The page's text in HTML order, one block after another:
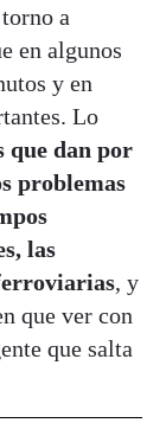
a
en algunos
y en
Lo
que dan por
problemas
las
, y
que ver con
que salta